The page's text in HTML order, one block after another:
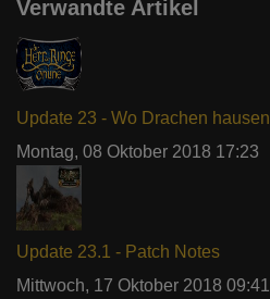
Verwandte Artikel
Update 23 - Wo Drachen
Montag, 08 Oktober 2018 17:23
Update 23.1 - Patch Notes
Mittwoch, 17 Oktober 2018 09:41